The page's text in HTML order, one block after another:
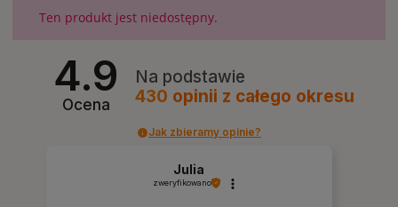
Ten produkt jest niedostępny.
4.9
Ocena
Na podstawie
430 opinii z całego okresu
Jak zbieramy opinie?
Julia
zweryfikowano